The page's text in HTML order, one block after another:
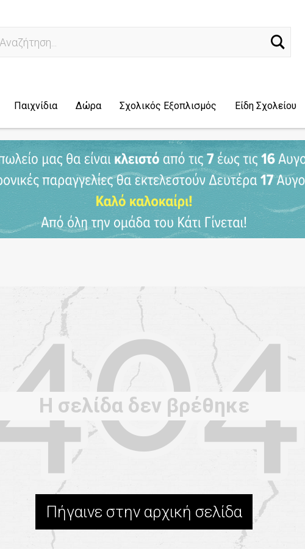
Αναζήτηση...
Παιχνίδια Δώρα Σχολικός Εξοπλισμός Είδη Σχολείου
Η σελίδα δεν βρέθηκε
Πήγαινε στην αρχική σελίδα